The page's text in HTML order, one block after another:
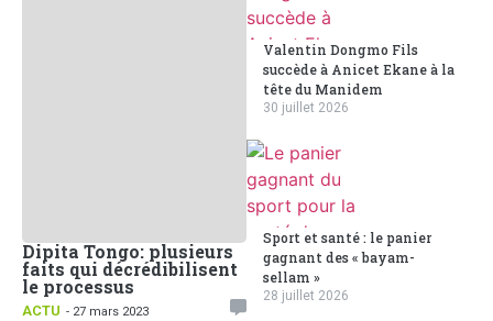
Dipita Tongo: plusieurs
faits qui décrédibilisent
le processus
ACTU - 27 mars 2023
Valentin Dongmo Fils
succède à Anicet Ekane à la
tête du Manidem
30 juillet 2026
Sport et santé : le panier
gagnant des « bayam-
sellam »
28 juillet 2026